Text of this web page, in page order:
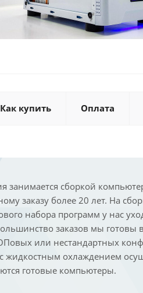
Как купить Оплата
занимается сборкой
заказу более 20 лет. На
набора программ у нас
заказов мы готовы
или нестандартных
жидкостным охлаждением
готовые компьютеры.